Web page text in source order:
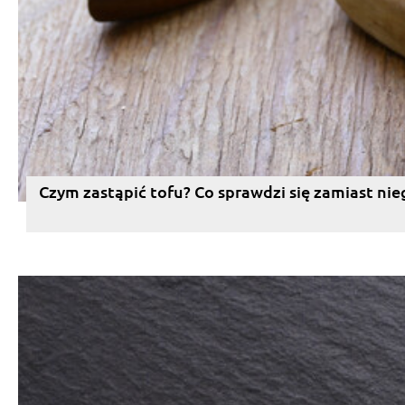
Czym zastąpić tofu? Co sprawdzi się zamiast